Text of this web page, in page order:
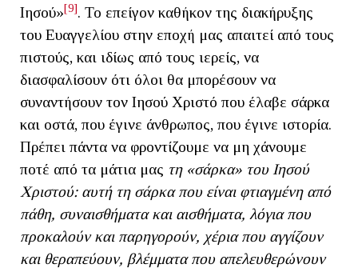
Ιησού»[9]. Το επείγον καθήκον της διακήρυξης
του Ευαγγελίου στην εποχή μας απαιτεί από τους
πιστούς, και ιδίως από τους ιερείς, να
διασφαλίσουν ότι όλοι θα μπορέσουν να
συναντήσουν τον Ιησού Χριστό που έλαβε σάρκα
και οστά, που έγινε άνθρωπος, που έγινε ιστορία.
Πρέπει πάντα να φροντίζουμε να μη χάνουμε
ποτέ από τα μάτια μας τη «σάρκα» του Ιησού
Χριστού: αυτή τη σάρκα που είναι φτιαγμένη από
πάθη, συναισθήματα και αισθήματα, λόγια που
προκαλούν και παρηγορούν, χέρια που αγγίζουν
και θεραπεύουν, βλέμματα που απελευθερώνουν